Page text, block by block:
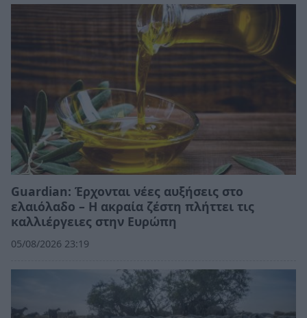
Guardian: Έρχονται νέες αυξήσεις στο
ελαιόλαδο – Η ακραία ζέστη πλήττει τις
καλλιέργειες στην Ευρώπη
05/08/2026 23:19